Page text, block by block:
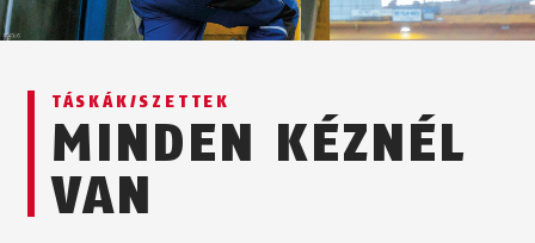
TÁSKÁK/SZETTEK
MINDEN KÉZNÉL
VAN